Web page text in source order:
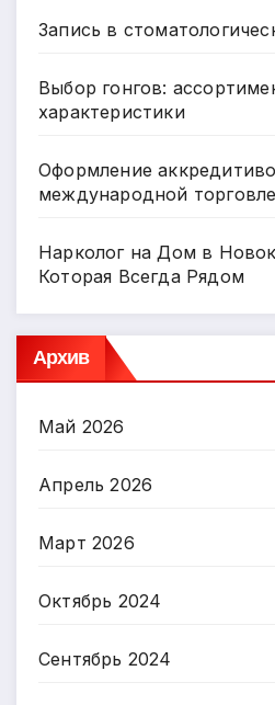
Запись в
Выбор гонгов:
характеристики
Оформление
международной торговле
Нарколог на Дом в
Которая Всегда Рядом
Архив
Май 2026
Апрель 2026
Март 2026
Октябрь 2024
Сентябрь 2024